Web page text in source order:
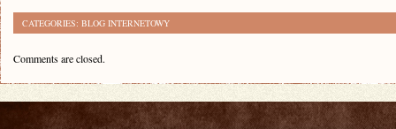
CATEGORIES: BLOG INTERNETOWY
Comments are closed.